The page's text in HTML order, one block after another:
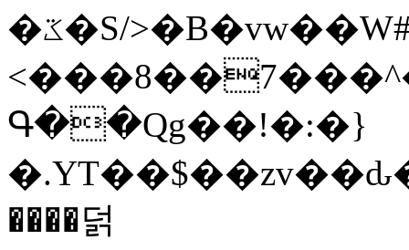
�ػ�S/>�B�vw��W#�I��*]\W��)Ħ�1��fC}
Գ��Qg��!�:�}
����덝